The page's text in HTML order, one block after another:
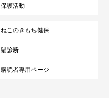
保護活動
ねこのきもち健保
猫診断
購読者専用ページ